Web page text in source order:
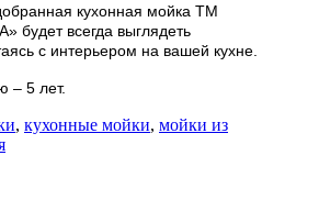
кухонная мойка ТМ
» будет всегда выглядеть
с интерьером на вашей кухне.
– 5 лет.
, кухонные мойки, мойки из